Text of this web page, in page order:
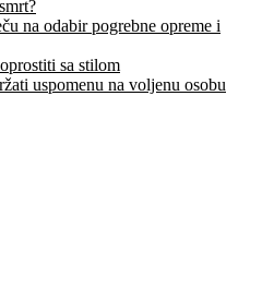
na odabir pogrebne opreme i
sa stilom
uspomenu na voljenu osobu